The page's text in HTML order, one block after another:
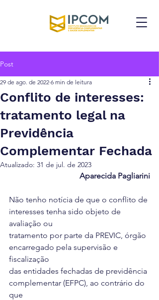
Post
Conflito de interesses:
tratamento legal na
Previdência
Complementar Fechada
29 de ago. de 2022 6 min de leitura
Atualizado: 31 de jul. de 2023
Aparecida Pagliarini
Não tenho notícia de que o conflito de
interesses tenha sido objeto de
avaliação ou
tratamento por parte da PREVIC, órgão
encarregado pela supervisão e
fiscalização
das entidades fechadas de previdência
complementar (EFPC), ao contrário do
que